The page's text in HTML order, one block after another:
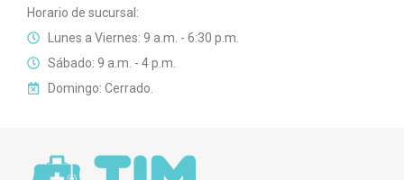
Horario de sucursal:
Lunes a Viernes: 9 a.m. - 6:30 p.m.
Sábado: 9 a.m. - 4 p.m.
Domingo: Cerrado.